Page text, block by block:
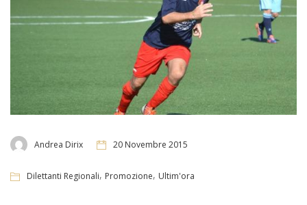
Andrea Dirix 20 Novembre 2015
Dilettanti Regionali, Promozione, Ultim'ora